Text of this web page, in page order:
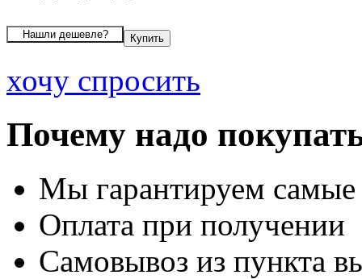
хочу спросить
Почему надо
Мы гарантируем
Оплата при получении
Самовывоз из пункта